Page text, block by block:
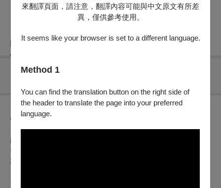
來翻譯頁面，請注意，翻譯內容可能與中文原文有所差
異，僅供參考使用。
It seems like your browser is set to a different language.
Method 1
You can find the translation button on the right side of
the header to translate the page into your preferred
language.
購票資訊 節目介紹 折扣方案 重要須知
節目介紹
劇情片｜2024｜香港｜DCP｜129分鐘｜中文、粵語、日語發
音｜中、英文字幕
導演：王家衛
★2004 坎城影展 主競賽單元 入圍